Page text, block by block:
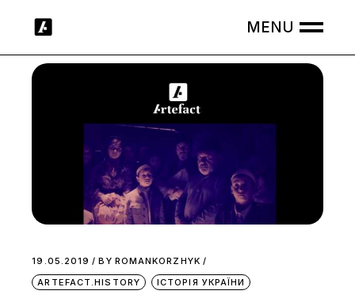
19.05.2019 BY ROMANKORZHYK
ARTEFACT.HISTORY
ІСТОРІЯ УКРАЇНИ